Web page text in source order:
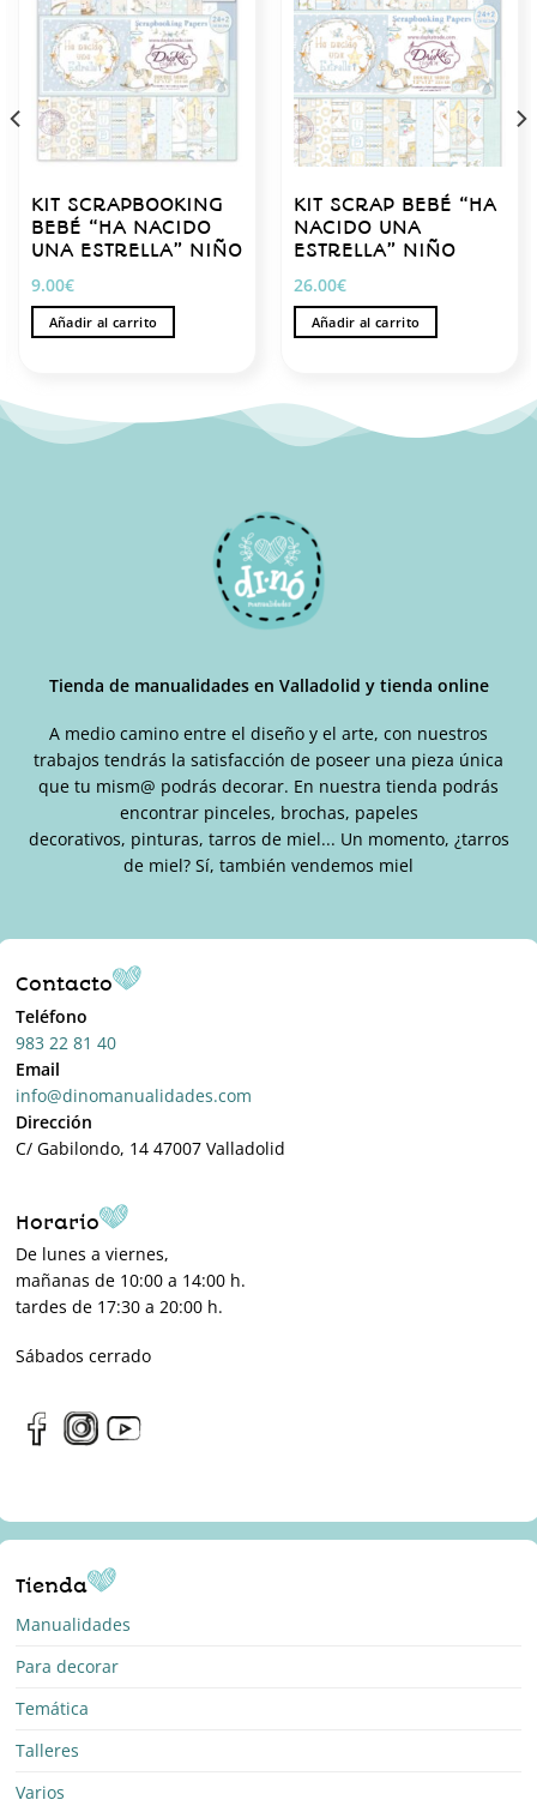
KIT SCRAPBOOKING
BEBÉ “HA NACIDO
UNA ESTRELLA” NIÑO
9.00€
Añadir al carrito
KIT SCRAP BEBÉ “HA
NACIDO UNA
ESTRELLA” NIÑO
26.00€
Añadir al carrito
Tienda de manualidades en Valladolid y tienda online
A medio camino entre el diseño y el arte, con nuestros
trabajos tendrás la satisfacción de poseer una pieza única
que tu mism@ podrás decorar. En nuestra tienda podrás
encontrar pinceles, brochas, papeles
decorativos, pinturas, tarros de miel... Un momento, ¿tarros
de miel? Sí, también vendemos miel
Contacto
Teléfono
983 22 81 40
Email
info@dinomanualidades.com
Dirección
C/ Gabilondo, 14 47007 Valladolid
Horario
De lunes a viernes,
mañanas de 10:00 a 14:00 h.
tardes de 17:30 a 20:00 h.
Sábados cerrado
Tienda
Manualidades
Para decorar
Temática
Talleres
Varios